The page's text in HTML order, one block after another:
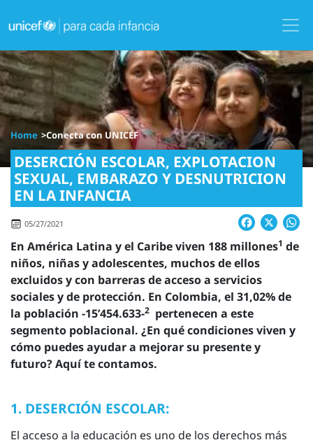
to
content
Image
Home Conecta con UNICEF
DESERCIÓN ESCOLAR, EXPLOTACION
SEXUAL, EMBARAZO Y DESNUTRICION
EN LA INFANCIA
05/27/2021 Facebook
X
En América Latina y el Caribe viven 188 millones1 de
niños, niñas y adolescentes, muchos de ellos
excluidos y con barreras de acceso a servicios
sociales y de protección. En Colombia, el 31,02% de
la población -15’454.633-2 pertenecen a este
segmento poblacional. ¿En qué condiciones viven y
cómo puedes ayudar a mejorar su presente y
futuro? Aquí te contamos.
1. DESERCIÓN ESCOLAR:
El acceso a la educación es uno de los derechos más